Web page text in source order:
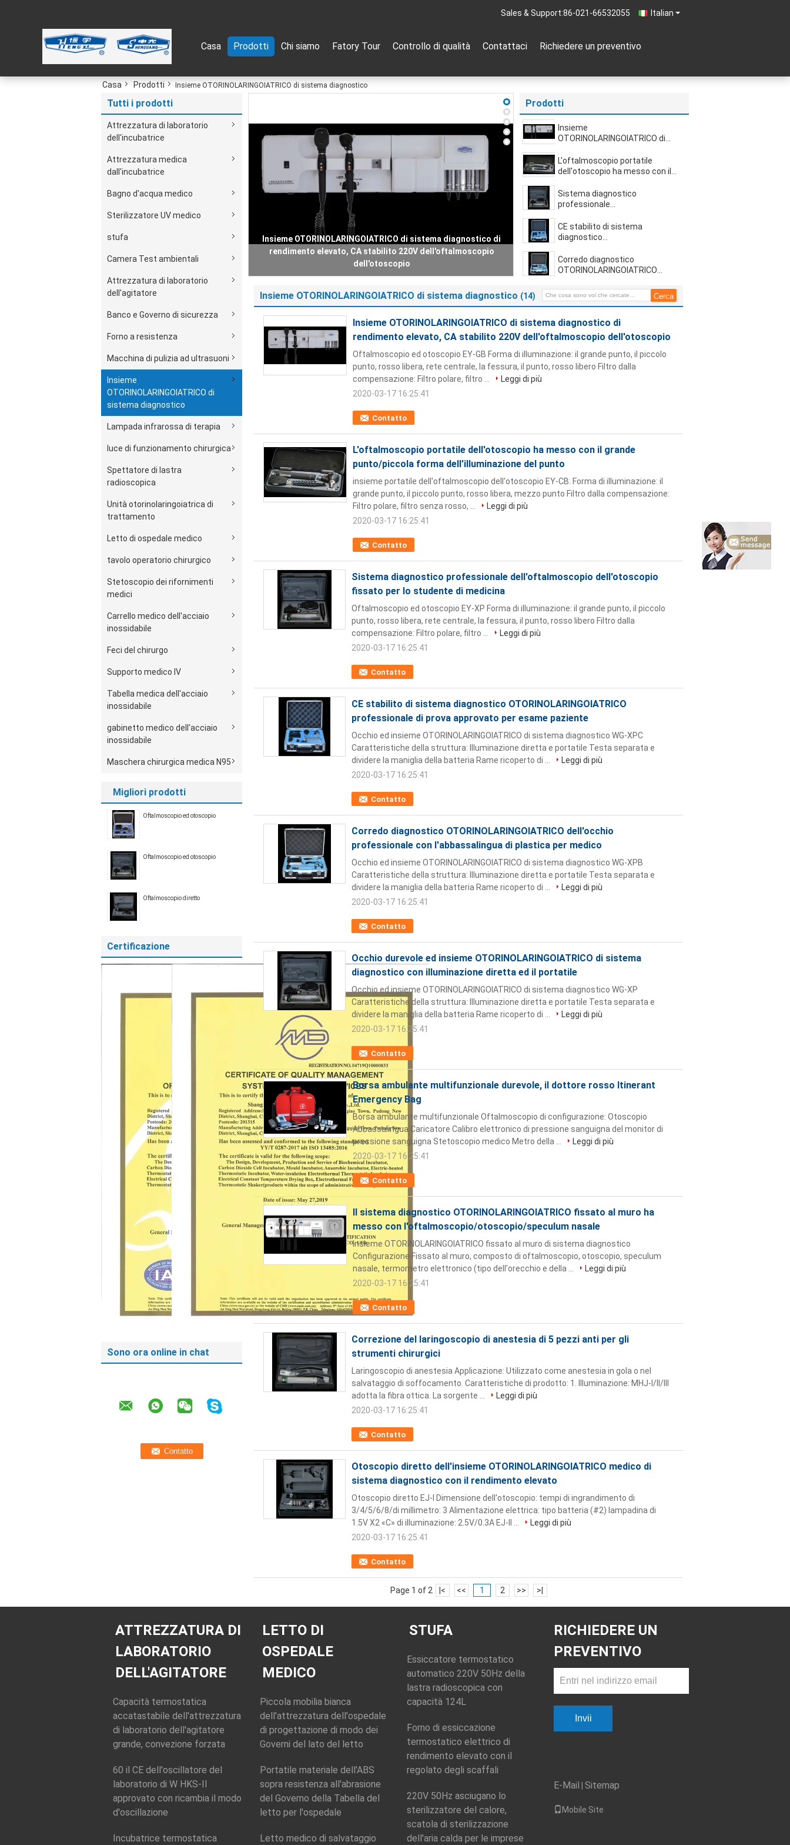
Italian
Sales & Support:86-021-66532055
Casa Prodotti Chi siamo Fatory Tour Controllo di qualità Contattaci Richiedere un preventivo
Casa Prodotti Insieme OTORINOLARINGOIATRICO di sistema diagnostico
Tutti i prodotti
Attrezzatura di laboratorio
dell'incubatrice
Attrezzatura medica
dall'incubatrice
Bagno d'acqua medico
Sterilizzatore UV medico
stufa
Camera Test ambientali
Attrezzatura di laboratorio
dell'agitatore
Banco e Governo di sicurezza
Forno a resistenza
Macchina di pulizia ad ultrasuoni
Insieme
OTORINOLARINGOIATRICO di
sistema diagnostico
Lampada infrarossa di terapia
luce di funzionamento chirurgica
Spettatore di lastra
radioscopica
Unità otorinolaringoiatrica di
trattamento
Letto di ospedale medico
tavolo operatorio chirurgico
Stetoscopio dei rifornimenti
medici
Carrello medico dell'acciaio
inossidabile
Feci del chirurgo
Supporto medico IV
Tabella medica dell'acciaio
inossidabile
gabinetto medico dell'acciaio
inossidabile
Maschera chirurgica medica N95
Migliori prodotti
Oftalmoscopio ed otoscopio
Oftalmoscopio ed otoscopio
Oftalmoscopio diretto
Certificazione
Sono ora online in chat
L'oftalmoscopio portatile dell'otoscopio ha messo con il grande
punto/piccola forma dell'illuminazione del punto
Prodotti
Insieme
OTORINOLARINGOIATRICO di
rendimento elevato, CA stabilito
220V dell'oftalmoscopio
L'oftalmoscopio portatile
dell'otoscopio ha messo con il
dell'illuminazione del punto
Sistema diagnostico
professionale
dell'otoscopio fissato per lo
studente di medicina
CE stabilito di sistema
diagnostico
professionale di prova
approvato per esame paziente
Corredo diagnostico
OTORINOLARINGOIATRICO
l'abbassalingua di plastica per
medico
Insieme OTORINOLARINGOIATRICO di sistema diagnostico (14)
Insieme OTORINOLARINGOIATRICO di sistema diagnostico di
rendimento elevato, CA stabilito 220V dell'oftalmoscopio dell'otoscopio
Contatto
Oftalmoscopio ed otoscopio EY-GB Forma di illuminazione: il grande punto, il piccolo
punto, rosso libera, rete centrale, la fessura, il punto, rosso libero Filtro dalla
compensazione: Filtro polare, filtro ...
Leggi di più
2020-03-17 16:25:41
L'oftalmoscopio portatile dell'otoscopio ha messo con il grande
punto/piccola forma dell'illuminazione del punto
Contatto
insieme portatile dell'oftalmoscopio dell'otoscopio EY-CB: Forma di illuminazione: il
grande punto, il piccolo punto, rosso libera, mezzo punto Filtro dalla compensazione:
Filtro polare, filtro senza rosso, ...
Leggi di più
2020-03-17 16:25:41
Sistema diagnostico professionale dell'oftalmoscopio dell'otoscopio
fissato per lo studente di medicina
Contatto
Oftalmoscopio ed otoscopio EY-XP Forma di illuminazione: il grande punto, il piccolo
punto, rosso libera, rete centrale, la fessura, il punto, rosso libero Filtro dalla
compensazione: Filtro polare, filtro ...
Leggi di più
2020-03-17 16:25:41
CE stabilito di sistema diagnostico OTORINOLARINGOIATRICO
professionale di prova approvato per esame paziente
Contatto
Occhio ed insieme OTORINOLARINGOIATRICO di sistema diagnostico WG-XPC
Caratteristiche della struttura: Illuminazione diretta e portatile Testa separata e
dividere la maniglia della batteria Rame ricoperto di ...
Leggi di più
2020-03-17 16:25:41
Corredo diagnostico OTORINOLARINGOIATRICO dell'occhio
professionale con l'abbassalingua di plastica per medico
Contatto
Occhio ed insieme OTORINOLARINGOIATRICO di sistema diagnostico WG-XPB
Caratteristiche della struttura: Illuminazione diretta e portatile Testa separata e
dividere la maniglia della batteria Rame ricoperto di ...
Leggi di più
2020-03-17 16:25:41
Occhio durevole ed insieme OTORINOLARINGOIATRICO di sistema
diagnostico con illuminazione diretta ed il portatile
Contatto
Occhio ed insieme OTORINOLARINGOIATRICO di sistema diagnostico WG-XP
Caratteristiche della struttura: Illuminazione diretta e portatile Testa separata e
dividere la maniglia della batteria Rame ricoperto di ...
Leggi di più
2020-03-17 16:25:41
Borsa ambulante multifunzionale durevole, il dottore rosso Itinerant
Emergency Bag
Contatto
Borsa ambulante multifunzionale Oftalmoscopio di configurazione: Otoscopio
Abbassalingua Caricatore Calibro elettronico di pressione sanguigna del monitor di
pressione sanguigna Stetoscopio medico Metro della ...
Leggi di più
2020-03-17 16:25:41
Il sistema diagnostico OTORINOLARINGOIATRICO fissato al muro ha
messo con l'oftalmoscopio/otoscopio/speculum nasale
Contatto
Insieme OTORINOLARINGOIATRICO fissato al muro di sistema diagnostico
Configurazione Fissato al muro, composto di oftalmoscopio, otoscopio, speculum
nasale, termometro elettronico (tipo dell'orecchio e della ...
Leggi di più
2020-03-17 16:25:41
Correzione del laringoscopio di anestesia di 5 pezzi anti per gli
strumenti chirurgici
Contatto
Laringoscopio di anestesia Applicazione: Utilizzato come anestesia in gola o nel
salvataggio di soffocamento. Caratteristiche di prodotto: 1. Illuminazione: MHJ-I/II/III
adotta la fibra ottica. La sorgente ...
Leggi di più
2020-03-17 16:25:41
Otoscopio diretto dell'insieme OTORINOLARINGOIATRICO medico di
sistema diagnostico con il rendimento elevato
Contatto
Otoscopio diretto EJ-I Dimensione dell'otoscopio: tempi di ingrandimento di
3/4/5/6/8/di millimetro: 3 Alimentazione elettrica: tipo batteria (#2) lampadina di
1.5V X2 «C» di illuminazione: 2.5V/0.3A EJ-II ...
Leggi di più
2020-03-17 16:25:41
Page 1 of 2 |< << 1 2 >> >|
ATTREZZATURA DI
LABORATORIO
DELL'AGITATORE
Capacità termostatica
accatastabile dell'attrezzatura
di laboratorio dell'agitatore
grande, convezione forzata
60 il CE dell'oscillatore del
laboratorio di W HKS-II
approvato con ricambia il modo
d'oscillazione
Incubatrice termostatica
LETTO DI
OSPEDALE
MEDICO
Piccola mobilia bianca
dell'attrezzatura dell'ospedale
di progettazione di modo dei
Governi del lato del letto
Portatile materiale dell'ABS
sopra resistenza all'abrasione
del Governo della Tabella del
letto per l'ospedale
Letto medico di salvataggio
STUFA
Essiccatore termostatico
automatico 220V 50Hz della
lastra radioscopica con
capacità 124L
Forno di essiccazione
termostatico elettrico di
rendimento elevato con il
regolato degli scaffali
220V 50Hz asciugano lo
sterilizzatore del calore,
scatola di sterilizzazione
dell'aria calda per le imprese
RICHIEDERE UN
PREVENTIVO
Invii
E-Mail Sitemap
Mobile Site